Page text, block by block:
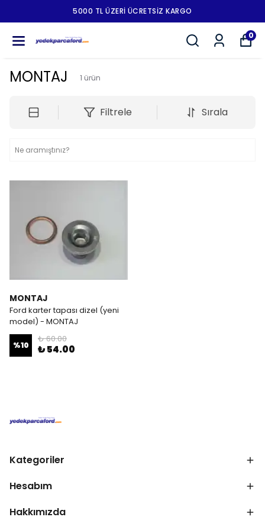
5000 TL ÜZERI ÜCRETSIZ KARGO
0
MONTAJ 1 ürün
Filtrele Sırala
MONTAJ
Ford karter tapası dizel (yeni
model) - MONTAJ
%10
₺ 60.00
₺ 54.00
Kategoriler
Hesabım
Hakkımızda